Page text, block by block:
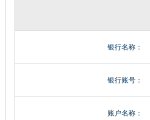
银行名称：
银行账号：
账户名称：